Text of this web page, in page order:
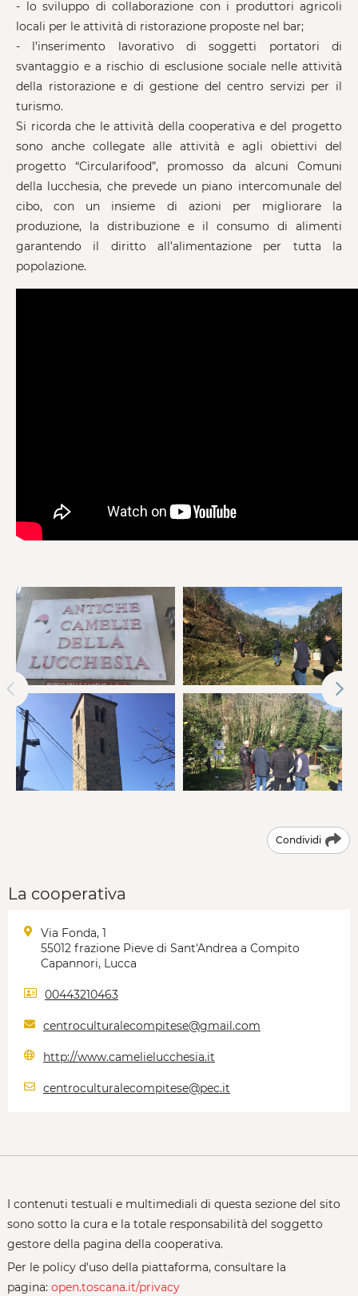
- lo sviluppo di collaborazione con i produttori agricoli
locali per le attività di ristorazione proposte nel bar;
- l’inserimento lavorativo di soggetti portatori di
svantaggio e a rischio di esclusione sociale nelle attività
della ristorazione e di gestione del centro servizi per il
turismo.
Si ricorda che le attività della cooperativa e del progetto
sono anche collegate alle attività e agli obiettivi del
progetto “Circularifood”, promosso da alcuni Comuni
della lucchesia, che prevede un piano intercomunale del
cibo, con un insieme di azioni per migliorare la
produzione, la distribuzione e il consumo di alimenti
garantendo il diritto all’alimentazione per tutta la
popolazione.
Condividi
La cooperativa
Via Fonda, 1
55012 frazione Pieve di Sant'Andrea a Compito
Capannori, Lucca
00443210463
centroculturalecompitese@gmail.com
http://www.camelielucchesia.it
centroculturalecompitese@pec.it
I contenuti testuali e multimediali di questa sezione del sito
sono sotto la cura e la totale responsabilità del soggetto
gestore della pagina della cooperativa.
Per le policy d'uso della piattaforma, consultare la
pagina: open.toscana.it/privacy